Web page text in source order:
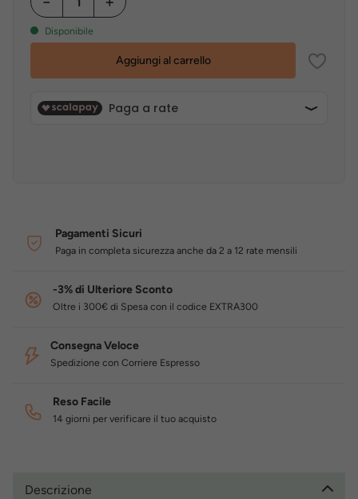
Disponibile
Aggiungi al carrello
Pagamenti Sicuri
Paga in completa sicurezza anche da 2 a 12 rate mensili
-3% di Ulteriore Sconto
Oltre i 300€ di Spesa con il codice EXTRA300
Consegna Veloce
Spedizione con Corriere Espresso
Reso Facile
14 giorni per verificare il tuo acquisto
Descrizione